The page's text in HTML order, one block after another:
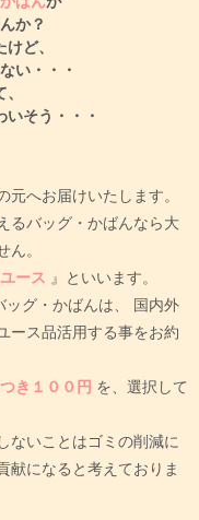
ばんが
か？
ど、
い・・・
そう・・・
元へお届けいたします。
るバッグ・かばんなら大
。
ユース 』といいます。
グ・かばんは、
国内外
ース品活用する事をお約
き１００円 を、選択して
ないことはゴミの削減に
献になると考えておりま